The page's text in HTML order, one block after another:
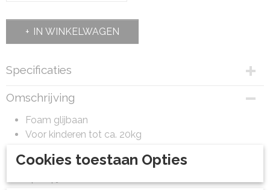
IN WINKELWAGEN
Specificaties
Productcode
79990
Bruto gewicht
201,00 Kg
Omschrijving
Foam glijbaan
Voor kinderen tot ca. 20kg
Ideaal in combinatie met de stepTixals trappetje/
Cookies toestaan Opties